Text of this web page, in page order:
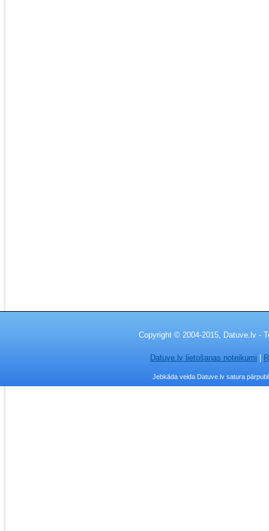
Copyright © 2004-2015, Datuve.lv -
Datuve.lv lietošanas noteikumi
Jebkāda veida Datuve.lv satura